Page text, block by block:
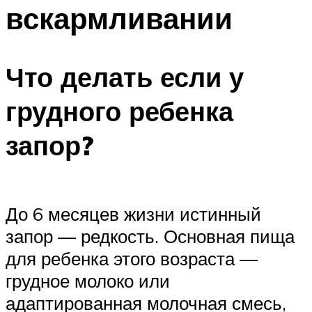
вскармливании
Что делать если у
грудного ребенка
запор?
До 6 месяцев жизни истинный
запор — редкость. Основная пища
для ребенка этого возраста —
грудное молоко или
адаптированная молочная смесь,